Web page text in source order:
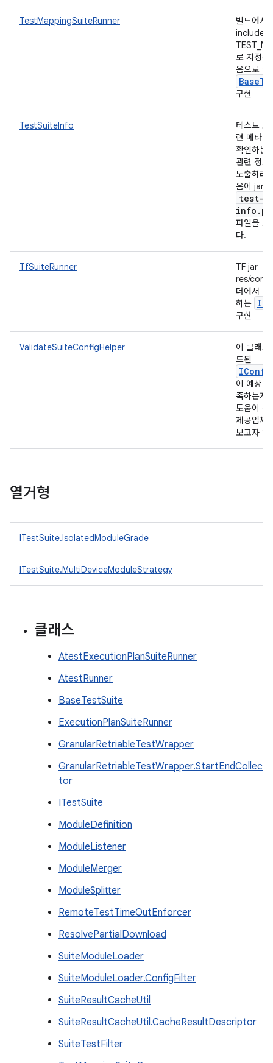
TestMappingSuiteRunner
빌드에서
include-
로 지정된
음으로 실
Base
구현
TestSuiteInfo
테스트 모
련 메타데
확인하는
관련 정보
노출하려
음이 jar
test-
파일을 포
다.
TfSuiteRunner
TF jar
res/
더에서 테
하는
구현
ValidateSuiteConfigHelper
이 클래스
드된
이 예상
족하는지
도움이
제공업체
보고자 없
열거형
ITestSuite.IsolatedModuleGrade
ITestSuite.MultiDeviceModuleStrategy
클래스
AtestExecutionPlanSuiteRunner
AtestRunner
BaseTestSuite
ExecutionPlanSuiteRunner
GranularRetriableTestWrapper
GranularRetriableTestWrapper.StartEndCollec
tor
ITestSuite
ModuleDefinition
ModuleListener
ModuleMerger
ModuleSplitter
RemoteTestTimeOutEnforcer
ResolvePartialDownload
SuiteModuleLoader
SuiteModuleLoader.ConfigFilter
SuiteResultCacheUtil
SuiteResultCacheUtil.CacheResultDescriptor
SuiteTestFilter